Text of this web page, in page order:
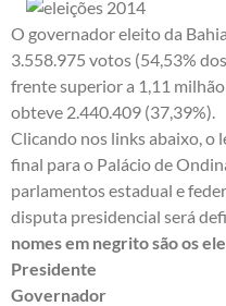
O governador eleito da
3.558.975 votos (54,53%
frente superior a 1,11
obteve 2.440.409 (37,39%).
Clicando nos links abaixo,
final para o Palácio de
parlamentos estadual e
disputa presidencial será
nomes em negrito são os
Presidente
Governador